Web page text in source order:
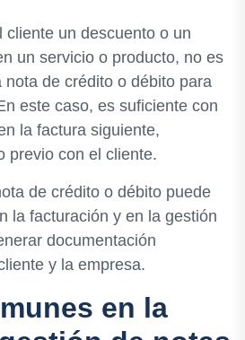
cliente un descuento o un
un servicio o producto, no es
nota de crédito o débito para
este caso, es suficiente con
la factura siguiente,
previo con el cliente.
de crédito o débito puede
la facturación y en la gestión
documentación
y la empresa.
en la